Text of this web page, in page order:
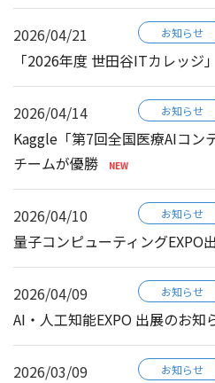
2026/04/21 お知らせ
「2026年度 世田谷ITカレッジ
2026/04/14 お知らせ
Kaggle「第7回全国医療AIコン
チームが優勝
2026/04/10 お知らせ
量子コンピューティングEXPO
2026/04/09 お知らせ
AI・人工知能EXPO 出展のお知
2026/03/09 お知らせ